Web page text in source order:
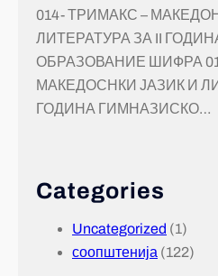
014- ТРИМАКС –
ЛИТЕРАТУРА ЗА II
ОБРАЗОВАНИЕ ШИФРА
МАКЕДОСНКИ ЈАЗИК И
ГОДИНА ГИМНАЗИСКО…
Categories
Uncategorized (1)
соопштенија (122)